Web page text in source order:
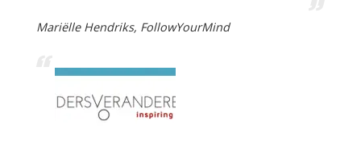
Mariëlle Hendriks, FollowYourMind